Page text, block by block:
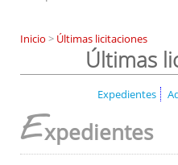
Inicio > Últimas licitaciones
Últimas
Expedientes
Expedientes